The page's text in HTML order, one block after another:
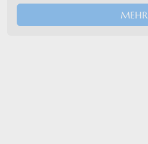
MEHR